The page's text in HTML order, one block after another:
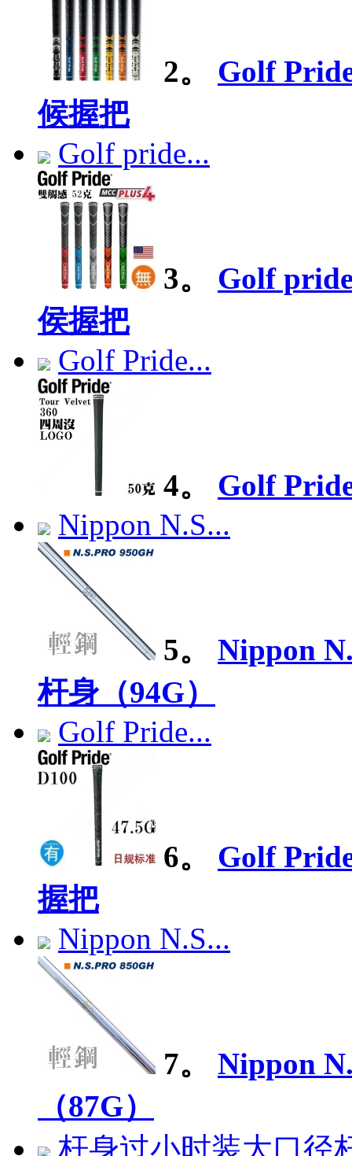
2。
Golf
候握把
Golf pride...
3。
Golf
侯握把
Golf Pride...
4。
Golf
Nippon N.S...
5。
Nippon
杆身（94G）
Golf Pride...
6。
Golf
握把
Nippon N.S...
7。
Nippon
（87G）
杆身过小时装大口径